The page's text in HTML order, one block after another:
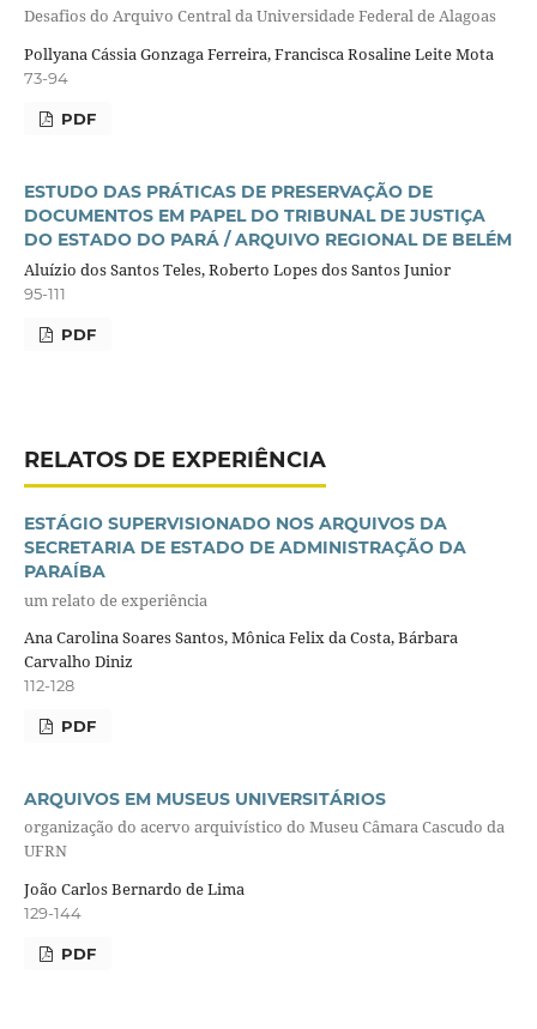
Desafios do Arquivo Central da Universidade Federal de Alagoas
Pollyana Cássia Gonzaga Ferreira, Francisca Rosaline Leite Mota
73-94
PDF
ESTUDO DAS PRÁTICAS DE PRESERVAÇÃO DE
DOCUMENTOS EM PAPEL DO TRIBUNAL DE JUSTIÇA
DO ESTADO DO PARÁ / ARQUIVO REGIONAL DE BELÉM
Aluízio dos Santos Teles, Roberto Lopes dos Santos Junior
95-111
PDF
RELATOS DE EXPERIÊNCIA
ESTÁGIO SUPERVISIONADO NOS ARQUIVOS DA
SECRETARIA DE ESTADO DE ADMINISTRAÇÃO DA
PARAÍBA
um relato de experiência
Ana Carolina Soares Santos, Mônica Felix da Costa, Bárbara
Carvalho Diniz
112-128
PDF
ARQUIVOS EM MUSEUS UNIVERSITÁRIOS
organização do acervo arquivístico do Museu Câmara Cascudo da
UFRN
João Carlos Bernardo de Lima
129-144
PDF